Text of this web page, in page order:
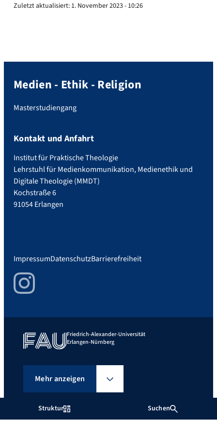
Struktur Suchen
Zuletzt aktualisiert: 1. November 2023 - 10:26
Medien - Ethik - Religion
Masterstudiengang
Kontakt und Anfahrt
Institut für Praktische Theologie
Lehrstuhl für Medienkommunikation, Medienethik und
Digitale Theologie (MMDT)
Kochstraße 6
91054 Erlangen
ImpressumDatenschutzBarrierefreiheit
Instagram
Friedrich-Alexander-Universität
Erlangen-Nürnberg
Mehr anzeigen